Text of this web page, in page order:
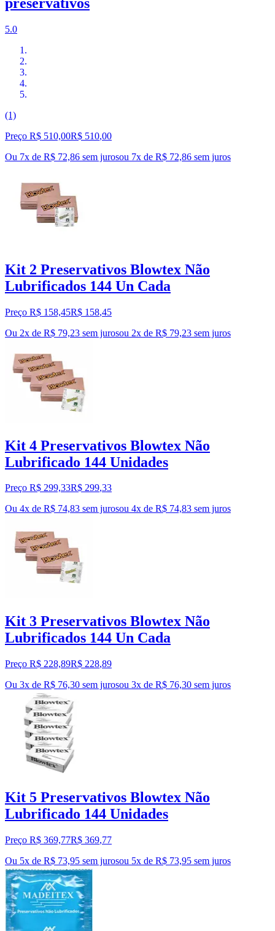
5.0
(1)
Preço R$ 510,00R$ 510,00
Ou 7x de R$ 72,86 sem jurosou 7x de R$ 72,86 sem juros
Kit 2 Preservativos Blowtex Não
Lubrificados 144 Un Cada
Preço R$ 158,45R$ 158,45
Ou 2x de R$ 79,23 sem jurosou 2x de R$ 79,23 sem juros
Kit 4 Preservativos Blowtex Não
Lubrificado 144 Unidades
Preço R$ 299,33R$ 299,33
Ou 4x de R$ 74,83 sem jurosou 4x de R$ 74,83 sem juros
Kit 3 Preservativos Blowtex Não
Lubrificados 144 Un Cada
Preço R$ 228,89R$ 228,89
Ou 3x de R$ 76,30 sem jurosou 3x de R$ 76,30 sem juros
Kit 5 Preservativos Blowtex Não
Lubrificado 144 Unidades
Preço R$ 369,77R$ 369,77
Ou 5x de R$ 73,95 sem jurosou 5x de R$ 73,95 sem juros